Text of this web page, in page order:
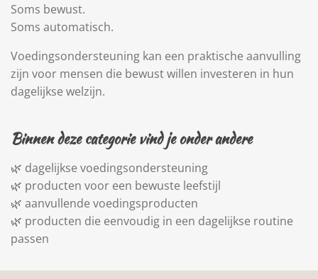
Soms bewust.
Soms automatisch.
Voedingsondersteuning kan een praktische aanvulling
zijn voor mensen die bewust willen investeren in hun
dagelijkse welzijn.
Binnen deze categorie vind je onder andere
🌿 dagelijkse voedingsondersteuning
🌿 producten voor een bewuste leefstijl
🌿 aanvullende voedingsproducten
🌿 producten die eenvoudig in een dagelijkse routine
passen